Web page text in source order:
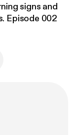
signs and
Episode 002